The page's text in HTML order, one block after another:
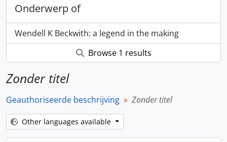
Onderwerp of
Wendell K Beckwith: a legend in the making
Browse 1 results
Zonder titel
Geauthoriseerde beschrijving Zonder titel
Other languages available